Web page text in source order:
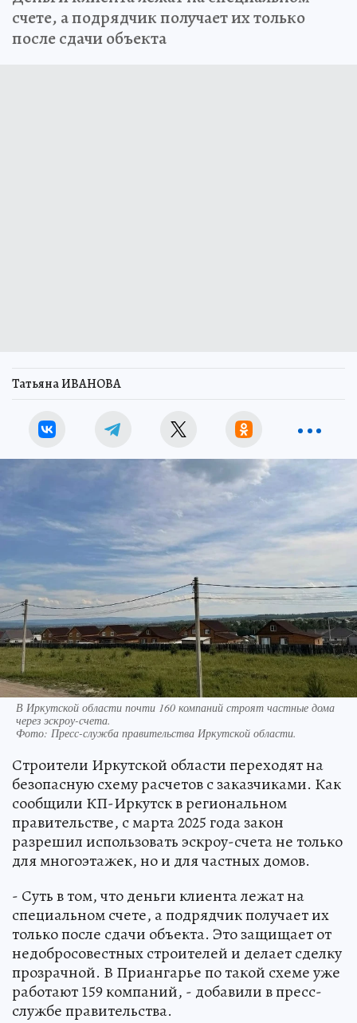
счете, а подрядчик получает их только
после сдачи объекта
Татьяна ИВАНОВА
В Иркутской области почти 160 компаний строят частные дома
через эскроу-счета.
Фото: Пресс-служба правительства Иркутской области.
Строители Иркутской области переходят на
безопасную схему расчетов с заказчиками. Как
сообщили КП-Иркутск в региональном
правительстве, с марта 2025 года закон
разрешил использовать эскроу-счета не только
для многоэтажек, но и для частных домов.
- Суть в том, что деньги клиента лежат на
специальном счете, а подрядчик получает их
только после сдачи объекта. Это защищает от
недобросовестных строителей и делает сделку
прозрачной. В Приангарье по такой схеме уже
работают 159 компаний, - добавили в пресс-
службе правительства.